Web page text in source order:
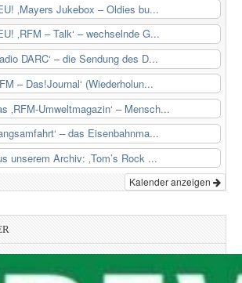
‚Mayers Jukebox – Oldies bu...
‚RFM – Talk‘ – wechselnde G...
DARC‘ – die Sendung des D...
– Das!Journal‘ (Wiederholun...
‚RFM-Umweltmagazin‘ – Mensch...
– das Eisenbahnma...
unserem Archiv: ‚Tom’s Rock ...
Kalender anzeigen